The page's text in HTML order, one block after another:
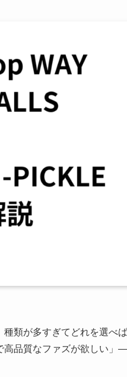
種類が多すぎてどれを選
高品質なファズが欲しい